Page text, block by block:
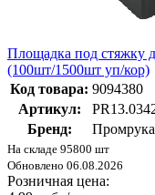
Площадка под стяжку
(100шт/1500шт уп/кор)
Код товара: 9094380
Артикул:
Бренд:
На складе 95800 шт
Обновлено 06.08.2026
Розничная цена: